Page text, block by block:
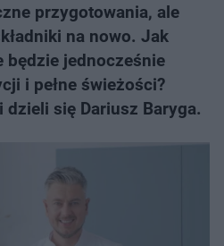
przygotowania, ale
na nowo. Jak
będzie jednocześnie
i pełne świeżości?
się Dariusz Baryga.